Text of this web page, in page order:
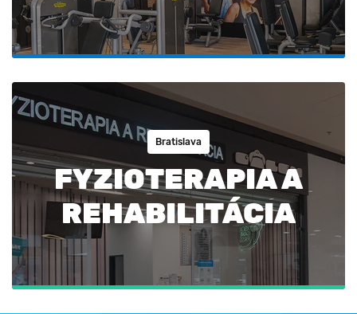
Bratislava
FYZIOTERAPIA A
REHABILITÁCIA